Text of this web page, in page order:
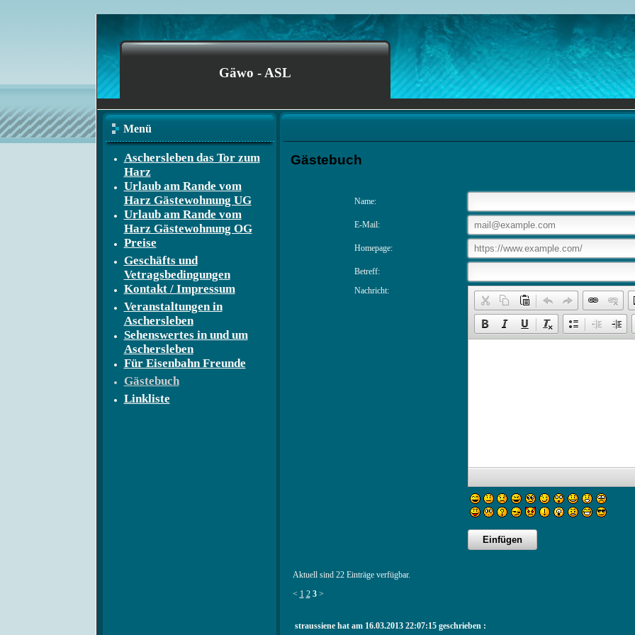
Gäwo - ASL
Menü
Aschersleben das Tor zum
Harz
Urlaub am Rande vom
Harz Gästewohnung UG
Urlaub am Rande vom
Harz Gästewohnung OG
Preise
Geschäfts und
Vetragsbedingungen
Kontakt / Impressum
Veranstaltungen in
Aschersleben
Sehenswertes in und um
Aschersleben
Für Eisenbahn Freunde
Gästebuch
Linkliste
Gästebuch
Name:
E-Mail:
Homepage:
Betreff:
Nachricht:
Aktuell sind 22 Einträge verfügbar.
< 1 2 3>
straussiene hat am 16.03.2013 22:07:15 geschrieben :